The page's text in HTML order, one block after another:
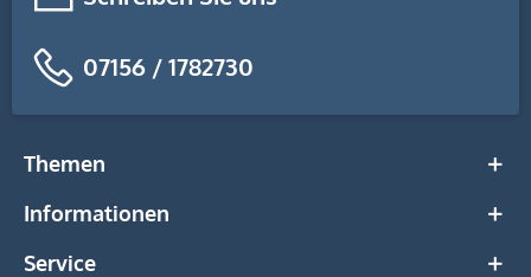
07156 / 1782730
Themen
Informationen
Service